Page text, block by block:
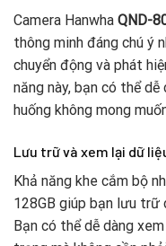
Camera Hanwha QND-
thông minh đáng chú ý
chuyển động và phát
năng này, bạn có thể
huống không mong
Lưu trữ và xem lại dữ
Khả năng khe cắm bộ
128GB giúp bạn lưu trữ
Bạn có thể dễ dàng